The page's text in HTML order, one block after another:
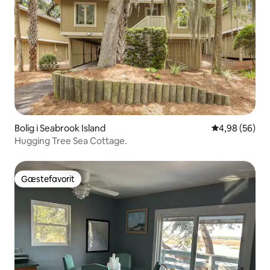
Bolig i Seabrook Island 4,98 ud af 5 i
4,98 (56)
Hugging Tree Sea Cottage.
Gæstefavorit
Gæstefavorit